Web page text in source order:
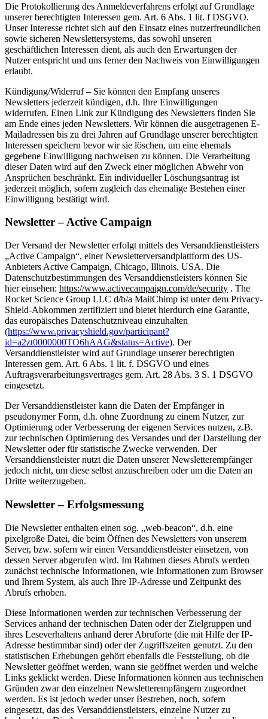
Die Protokollierung des Anmeldeverfahrens erfolgt auf Grundlage
unserer berechtigten Interessen gem. Art. 6 Abs. 1 lit. f DSGVO.
Unser Interesse richtet sich auf den Einsatz eines nutzerfreundlichen
sowie sicheren Newslettersystems, das sowohl unseren
geschäftlichen Interessen dient, als auch den Erwartungen der
Nutzer entspricht und uns ferner den Nachweis von Einwilligungen
erlaubt.
Kündigung/Widerruf – Sie können den Empfang unseres
Newsletters jederzeit kündigen, d.h. Ihre Einwilligungen
widerrufen. Einen Link zur Kündigung des Newsletters finden Sie
am Ende eines jeden Newsletters. Wir können die ausgetragenen E-
Mailadressen bis zu drei Jahren auf Grundlage unserer berechtigten
Interessen speichern bevor wir sie löschen, um eine ehemals
gegebene Einwilligung nachweisen zu können. Die Verarbeitung
dieser Daten wird auf den Zweck einer möglichen Abwehr von
Ansprüchen beschränkt. Ein individueller Löschungsantrag ist
jederzeit möglich, sofern zugleich das ehemalige Bestehen einer
Einwilligung bestätigt wird.
Newsletter – Active Campaign
Der Versand der Newsletter erfolgt mittels des Versanddienstleisters
„Active Campaign“, einer Newsletterversandplattform des US-
Anbieters Active Campaign, Chicago, Illinois, USA. Die
Datenschutzbestimmungen des Versanddienstleisters können Sie
hier einsehen: https://www.activecampaign.com/de/security . The
Rocket Science Group LLC d/b/a MailChimp ist unter dem Privacy-
Shield-Abkommen zertifiziert und bietet hierdurch eine Garantie,
das europäisches Datenschutzniveau einzuhalten
(https://www.privacyshield.gov/participant?
id=a2zt0000000TO6hAAG&status=Active). Der
Versanddienstleister wird auf Grundlage unserer berechtigten
Interessen gem. Art. 6 Abs. 1 lit. f. DSGVO und eines
Auftragsverarbeitungsvertrages gem. Art. 28 Abs. 3 S. 1 DSGVO
eingesetzt.
Der Versanddienstleister kann die Daten der Empfänger in
pseudonymer Form, d.h. ohne Zuordnung zu einem Nutzer, zur
Optimierung oder Verbesserung der eigenen Services nutzen, z.B.
zur technischen Optimierung des Versandes und der Darstellung der
Newsletter oder für statistische Zwecke verwenden. Der
Versanddienstleister nutzt die Daten unserer Newsletterempfänger
jedoch nicht, um diese selbst anzuschreiben oder um die Daten an
Dritte weiterzugeben.
Newsletter – Erfolgsmessung
Die Newsletter enthalten einen sog. „web-beacon“, d.h. eine
pixelgroße Datei, die beim Öffnen des Newsletters von unserem
Server, bzw. sofern wir einen Versanddienstleister einsetzen, von
dessen Server abgerufen wird. Im Rahmen dieses Abrufs werden
zunächst technische Informationen, wie Informationen zum Browser
und Ihrem System, als auch Ihre IP-Adresse und Zeitpunkt des
Abrufs erhoben.
Diese Informationen werden zur technischen Verbesserung der
Services anhand der technischen Daten oder der Zielgruppen und
ihres Leseverhaltens anhand derer Abruforte (die mit Hilfe der IP-
Adresse bestimmbar sind) oder der Zugriffszeiten genutzt. Zu den
statistischen Erhebungen gehört ebenfalls die Feststellung, ob die
Newsletter geöffnet werden, wann sie geöffnet werden und welche
Links geklickt werden. Diese Informationen können aus technischen
Gründen zwar den einzelnen Newsletterempfängern zugeordnet
werden. Es ist jedoch weder unser Bestreben, noch, sofern
eingesetzt, das des Versanddienstleisters, einzelne Nutzer zu